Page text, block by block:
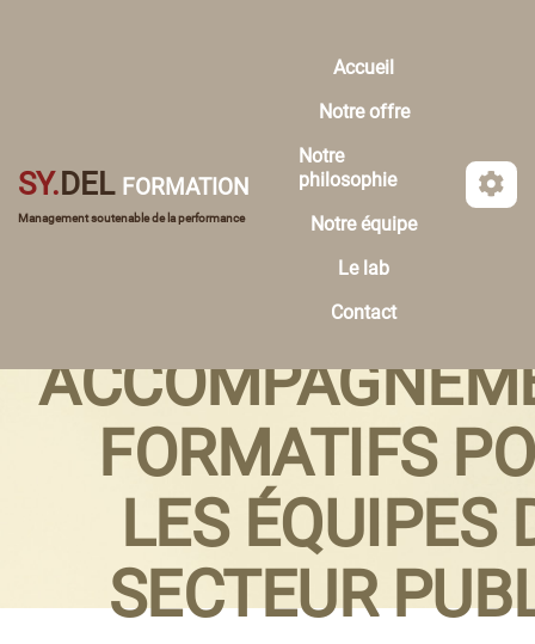
SY. DEL FORMATION
Management soutenable de la performance
Accueil
Notre offre
Notre
philosophie
Notre équipe
Le lab
Contact
FORMATIFS
LES ÉQUIPES
SECTEUR